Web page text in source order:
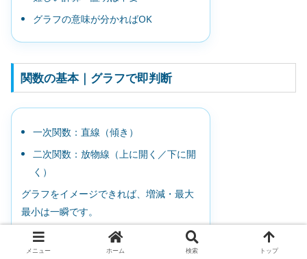
グラフの意味が分かればOK
関数の基本｜グラフで即判断
一次関数：直線（傾き）
二次関数：放物線（上に開く／下に開
く）
グラフをイメージできれば、増減・最大
最小は一瞬です。
メニュー ホーム 検索 トップ